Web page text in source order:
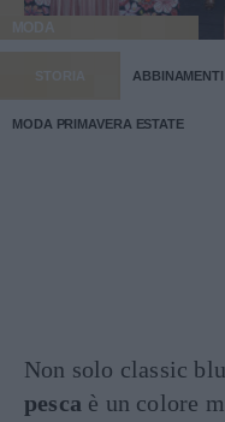
MODA
STORIA ABBINAMENTI
MODA PRIMAVERA ESTATE
Non solo classic
pesca è un colore